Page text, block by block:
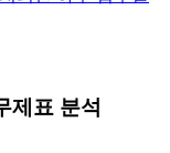
제표 분석